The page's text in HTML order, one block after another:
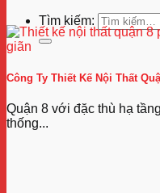
Tìm kiếm:
Công Ty Thiết Kế Nội Thất
Quận 8 với đặc thù hạ
thống...